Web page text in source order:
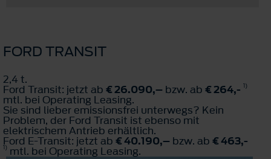
FORD TRANSIT
2,4 t.
Ford Transit: jetzt ab € 26.090,– bzw. ab € 264,- 1)
mtl. bei Operating Leasing.
Sie sind lieber emissionsfrei unterwegs? Kein
Problem, der Ford Transit ist ebenso mit
elektrischem Antrieb erhältlich.
Ford E-Transit: jetzt ab € 40.190,– bzw. ab € 463,-
1) mtl. bei Operating Leasing.